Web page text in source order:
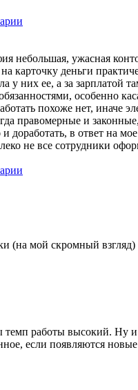
небольшая, ужасная
карточку деньги
у них ее, а за зарплатой
особенно
похоже нет,
правомерные и
доработать, в ответ на
не все сотрудники
(на мой скромный
темп работы высокий. Ну
если появляются